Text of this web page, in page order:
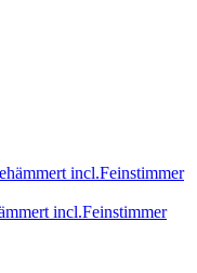
incl.Feinstimmer